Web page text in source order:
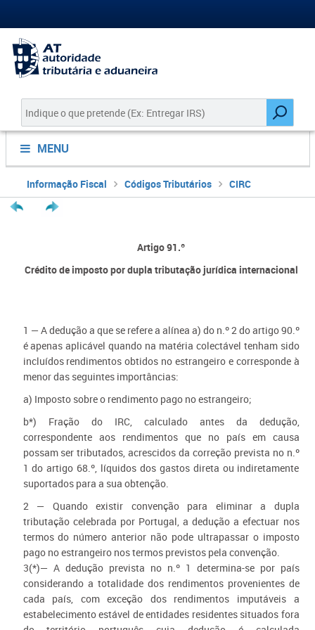
MENU
Informação Fiscal Códigos Tributários CIRC
Artigo 91.º
Crédito de imposto por dupla tributação jurídica internacional
1 — A dedução a que se refere a alínea a) do n.º 2 do artigo 90.º
é apenas aplicável quando na matéria colectável tenham sido
incluídos rendimentos obtidos no estrangeiro e corresponde à
menor das seguintes importâncias:
a) Imposto sobre o rendimento pago no estrangeiro;
b*) Fração do IRC, calculado antes da dedução,
correspondente aos rendimentos que no país em causa
possam ser tributados, acrescidos da correção prevista no n.º
1 do artigo 68.º, líquidos dos gastos direta ou indiretamente
suportados para a sua obtenção.
2 — Quando existir convenção para eliminar a dupla
tributação celebrada por Portugal, a dedução a efectuar nos
termos do número anterior não pode ultrapassar o imposto
pago no estrangeiro nos termos previstos pela convenção.
3(*)— A dedução prevista no n.º 1 determina-se por país
considerando a totalidade dos rendimentos provenientes de
cada país, com exceção dos rendimentos imputáveis a
estabelecimento estável de entidades residentes situados fora